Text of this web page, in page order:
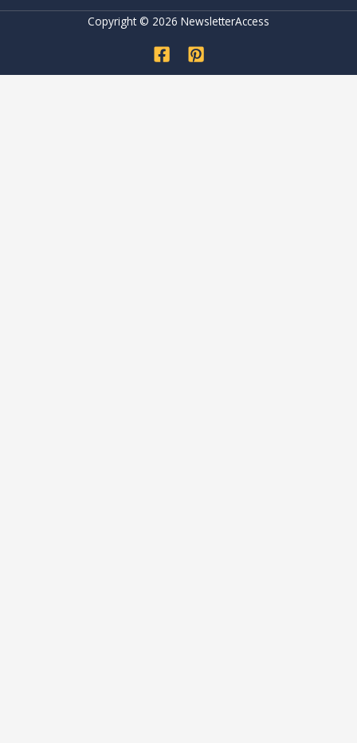
Copyright © 2026 NewsletterAccess